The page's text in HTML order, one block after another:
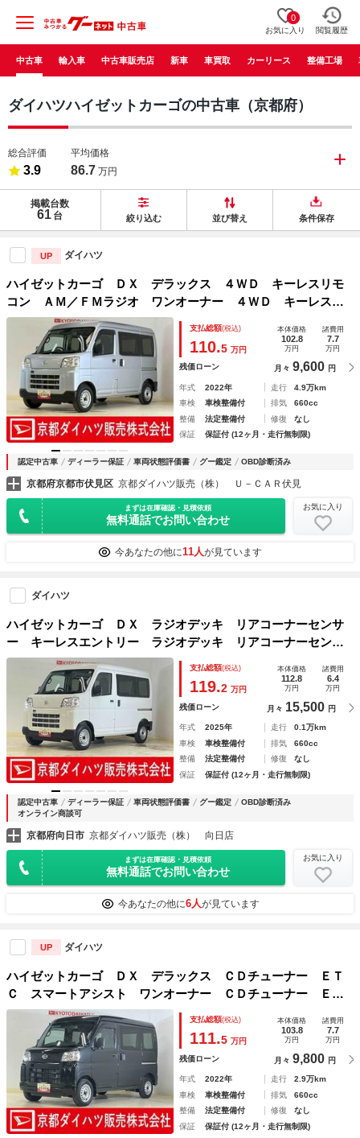
0
お気に入り 閲覧履歴
中古車 輸入車 中古車販売店 新車 車買取 カーリース 整備工場
ダイハツハイゼットカーゴの中古車（京都府）
総合評価
3.9
平均価格
86.7 万円
掲載台数
61 台 絞り込む 並び替え 条件保存
UP ダイハツ
ハイゼットカーゴ ＤＸ デラックス ４ＷＤ キーレスリモ
コン ＡＭ／ＦＭラジオ ワンオーナー ４ＷＤ キーレスリ
モコン ＡＭ／ＦＭチューナー 両側リヤスライドドア マニ
ュアルエアコン コーナーセンサー スマートアシスト ＥＴ
Ｃ フロントパワーウインド アイドリングストップ ＡＢＳ
支払総額(税込)
110.5 万円
本体価格
102.8
万円
諸費用
7.7
万円
残価ローン 月々 9,600 円
年式 2022年 走行
4.9万km
車検
車検整備付 排気
660cc
整備
法定整備付 修復
なし
保証
保証付 (12ヶ月・走行無制限)
認定中古車 ディーラー保証 車両状態評価書 グー鑑定 OBD診断済み
京都府京都市伏見区 京都ダイハツ販売（株） Ｕ－ＣＡＲ伏見
まずは在庫確認・見積依頼
無料通話でお問い合わせ
お気に入り
今あなたの他に11人が見ています
ダイハツ
ハイゼットカーゴ ＤＸ ラジオデッキ リアコーナーセンサ
ー キーレスエントリー ラジオデッキ リアコーナーセンサ
ー オートマチックハイビーム オートライト キーレスエン
トリー スペアキー有り アイドリングストップ 横滑り防止
装置 マニュアルエアコン １２Ｖ電源ソケット スマアシ
支払総額(税込)
119.2 万円
本体価格
112.8
万円
諸費用
6.4
万円
残価ローン 月々 15,500 円
年式 2025年 走行
0.1万km
車検
車検整備付 排気
660cc
整備
法定整備付 修復
なし
保証
保証付 (12ヶ月・走行無制限)
認定中古車 ディーラー保証 車両状態評価書 グー鑑定
OBD診断済み
オンライン商談可
京都府向日市 京都ダイハツ販売（株） 向日店
まずは在庫確認・見積依頼
無料通話でお問い合わせ
お気に入り
今あなたの他に6人が見ています
UP ダイハツ
ハイゼットカーゴ ＤＸ デラックス ＣＤチューナー ＥＴ
Ｃ スマートアシスト ワンオーナー ＣＤチューナー ＥＴ
Ｃ スマートアシスト 両側リヤスライドドア マニュアルエ
アコン スチールホイール コーナーセンサー オートライ
ト アイドリングストップ キーレスリモコン ＡＢＳ
支払総額(税込)
111.5 万円
本体価格
103.8
万円
諸費用
7.7
万円
残価ローン 月々 9,800 円
年式 2022年 走行
2.9万km
車検
車検整備付 排気
660cc
整備
法定整備付 修復
なし
保証
保証付 (12ヶ月・走行無制限)